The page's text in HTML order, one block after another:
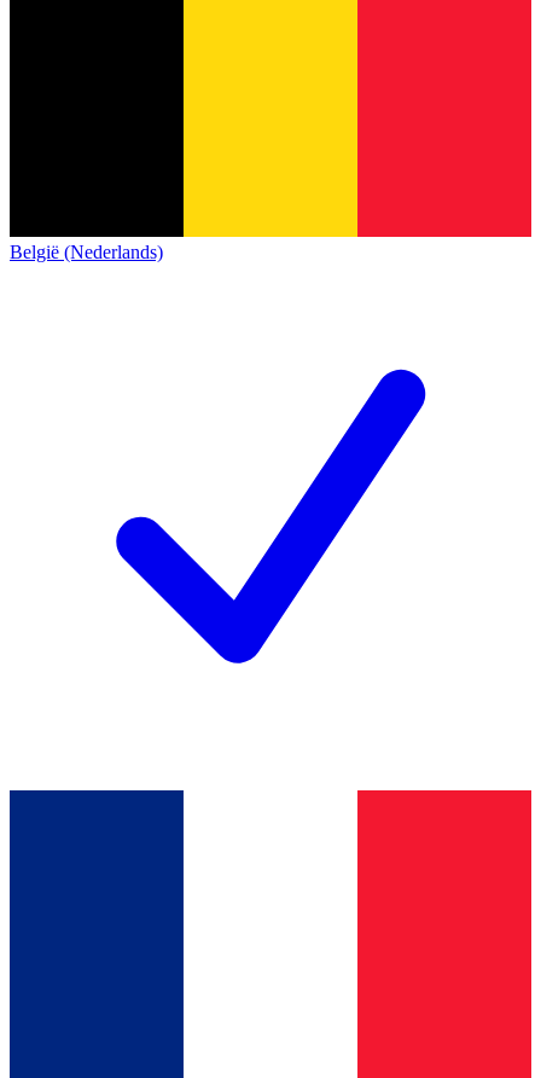
België (Nederlands)